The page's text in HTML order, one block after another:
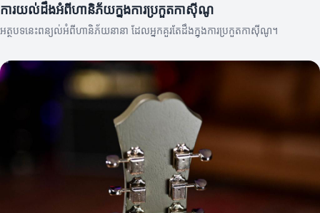
ការយល់ដឹងអំពីហានិភ័យក្នុងការប្រកួតកាស៊ីណូ
អត្ថបទនេះពន្យល់អំពីហានិភ័យនានា ដែលអ្នកគួរតែដឹងក្នុងការប្រកួតកាស៊ីណូ។